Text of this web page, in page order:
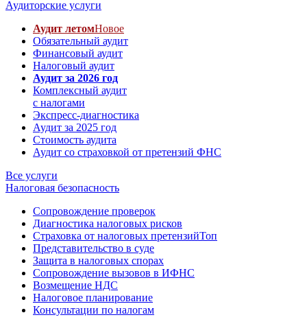
Аудиторские услуги
Аудит летомНовое
Обязательный аудит
Финансовый аудит
Налоговый аудит
Аудит за 2026 год
Комплексный аудит
с налогами
Экспресс-диагностика
Аудит за 2025 год
Стоимость аудита
Аудит со страховкой от претензий ФНС
Все услуги
Налоговая безопасность
Сопровождение проверок
Диагностика налоговых рисков
Страховка от налоговых претензийТоп
Представительство в суде
Защита в налоговых спорах
Сопровождение вызовов в ИФНС
Возмещение НДС
Налоговое планирование
Консультации по налогам